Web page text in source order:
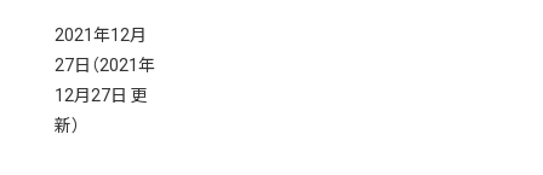
2021年12月
27日 （2021年
12月27日 更
新）